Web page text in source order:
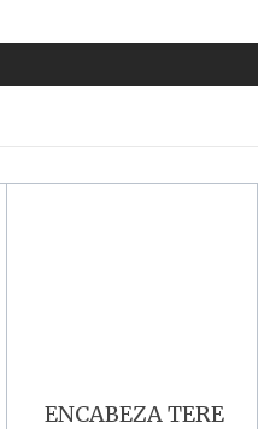
ENCABEZA TERE